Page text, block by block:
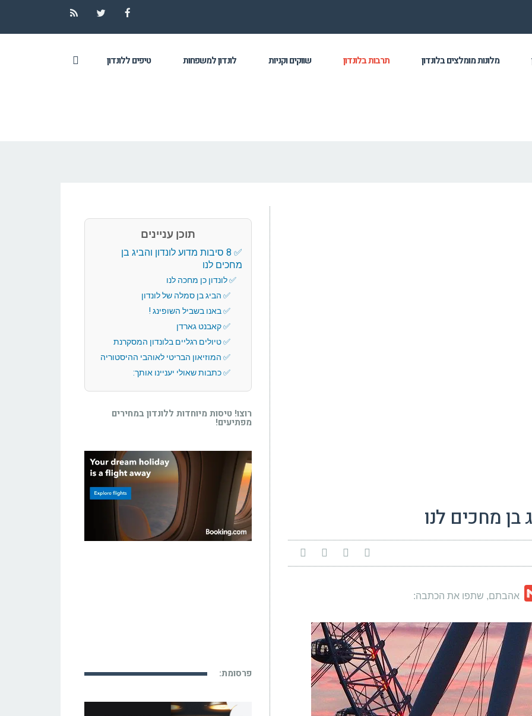
מלונות מומלצים בלונדון תרבות בלונדון שווקים וקניות לונדון למשפחות טיפים ללונדון
Gmail
אהבתם, שתפו את הכתבה:
תוכן עניינים
8 סיבות מדוע לונדון והביג בן
מחכים לנו
לונדון כן מחכה לנו
הביג בן סמלה של לונדון
באנו בשביל השופינג !
קאבנט גארדן
טיולים רגליים בלונדון המסקרנת
המוזיאון הבריטי לאוהבי ההיסטוריה
כתבות שאולי יעניינו אותך:
רוצו! טיסות מיוחדות ללונדון במחירים
מפתיעים!
פרסומת: